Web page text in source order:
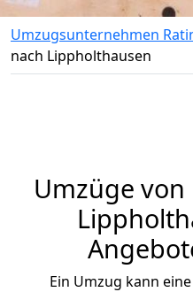
Umzugsunternehmen
nach Lippholthausen
Umzüge
Ein Umzug kann